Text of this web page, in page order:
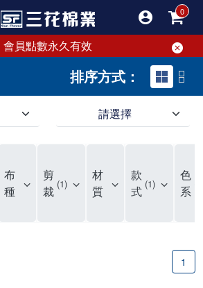
會員點數永久有效
排序方式：
請選擇
布
種
剪
裁 1
材
質
款
式 1
色
系
1